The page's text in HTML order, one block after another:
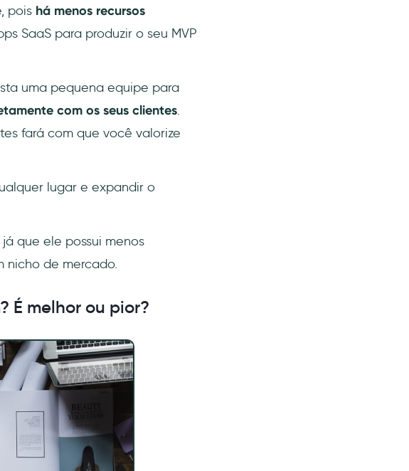
pois há menos recursos
SaaS para produzir o seu MVP
uma pequena equipe para
com os seus clientes.
fará com que você valorize
lugar e expandir o
que ele possui menos
nicho de mercado.
É melhor ou pior?